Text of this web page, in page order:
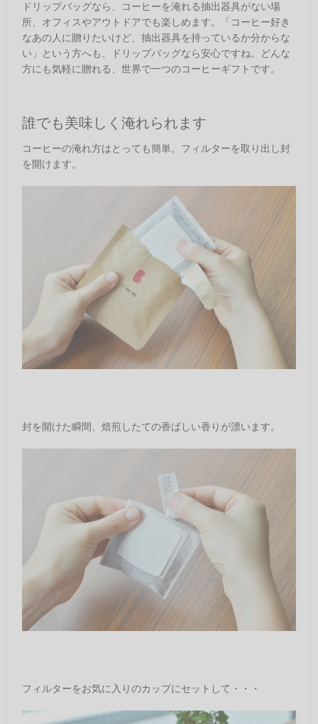
ドリップバッグなら、コーヒーを淹れる抽出器具がない場
所、オフィスやアウトドアでも楽しめます。「コーヒー好き
なあの人に贈りたいけど、抽出器具を持っているか分からな
い」という方へも、ドリップバッグなら安心ですね。どんな
方にも気軽に贈れる、世界で一つのコーヒーギフトです。
誰でも美味しく淹れられます
コーヒーの淹れ方はとっても簡単。フィルターを取り出し封
を開けます。
封を開けた瞬間、焙煎したての香ばしい香りが漂います。
フィルターをお気に入りのカップにセットして・・・